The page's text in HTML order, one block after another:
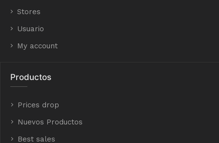
Stores
Usuario
My account
Productos
Prices drop
Nuevos Productos
Best sales